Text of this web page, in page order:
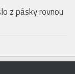
z pásky rovnou